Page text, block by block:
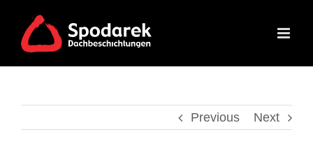
content
Previous Next